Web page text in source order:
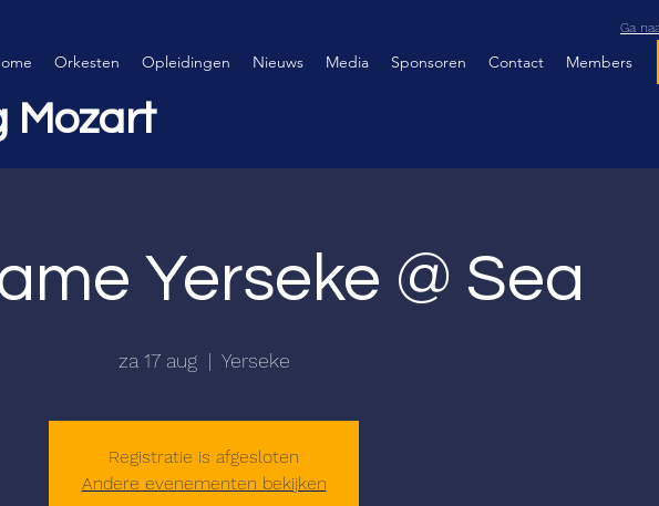
Orkesten Opleidingen Nieuws Media Sponsoren Contact Members
Mozart
Ga
Yerseke @ Sea
za 17 aug
  |
Yerseke
Registratie is afgesloten
Andere evenementen bekijken